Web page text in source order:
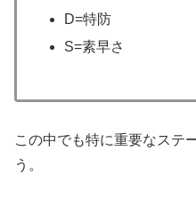
D=特防
S=素早さ
この中でも特に重要なステ
う。